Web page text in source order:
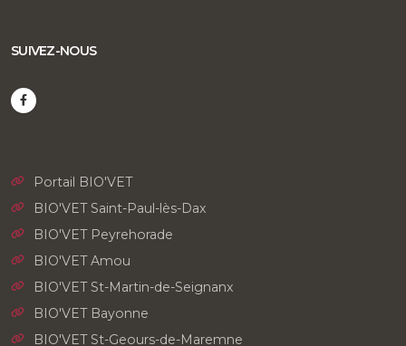
SUIVEZ-NOUS
Portail BIO'VET
BIO'VET Saint-Paul-lès-Dax
BIO'VET Peyrehorade
BIO'VET Amou
BIO'VET St-Martin-de-Seignanx
BIO'VET Bayonne
BIO'VET St-Geours-de-Maremne